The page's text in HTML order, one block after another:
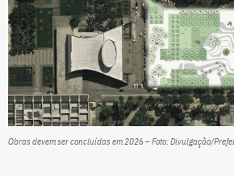
Obras devem ser concluídas em 2026 – Foto: Divulgação/